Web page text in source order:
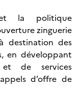
la politique
zinguerie
destination des
en développant
de services
d’offre de